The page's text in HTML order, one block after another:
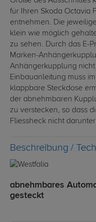
für Ihren Skoda Octavia
entnehmen. Die
klein wie möglich
zu sehen. Durch das E-
Marken-
Anhängerkupplung
Einbauanleitung muss
klappbare Steckdose
der abnehmbaren
zu verstecken, so dass
Fliessheck nicht
abnehmbares
gesteckt